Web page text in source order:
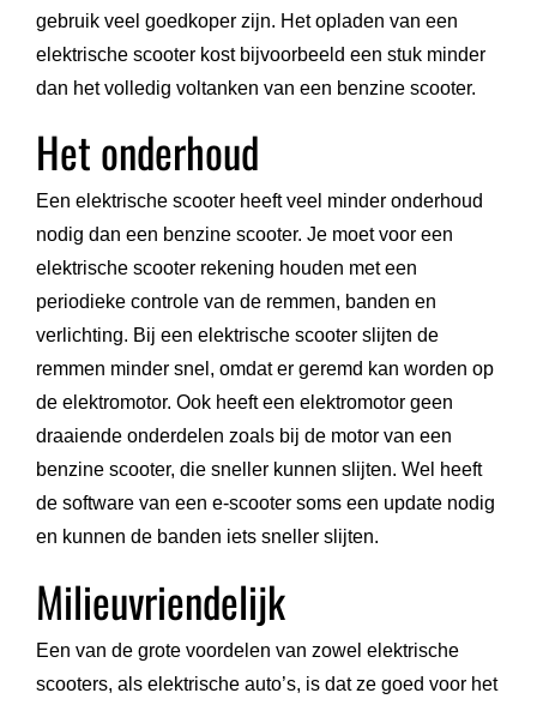
gebruik veel goedkoper zijn. Het opladen van een
elektrische scooter kost bijvoorbeeld een stuk minder
dan het volledig voltanken van een benzine scooter.
Het onderhoud
Een elektrische scooter heeft veel minder onderhoud
nodig dan een benzine scooter. Je moet voor een
elektrische scooter rekening houden met een
periodieke controle van de remmen, banden en
verlichting. Bij een elektrische scooter slijten de
remmen minder snel, omdat er geremd kan worden op
de elektromotor. Ook heeft een elektromotor geen
draaiende onderdelen zoals bij de motor van een
benzine scooter, die sneller kunnen slijten. Wel heeft
de software van een e-scooter soms een update nodig
en kunnen de banden iets sneller slijten.
Milieuvriendelijk
Een van de grote voordelen van zowel elektrische
scooters, als elektrische auto’s, is dat ze goed voor het